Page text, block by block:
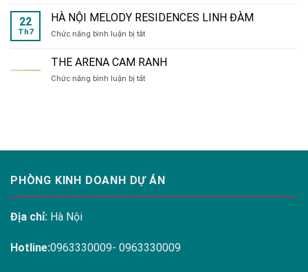
tiện
ích
đa
tại
Melody
22
Th7
HÀ NỘI MELODY RESIDENCES LINH ĐÀM
Chức năng bình luận bị tắtở
NỘI
MELODY
RESIDENCES
THE ARENA CAM RANH
Chức năng bình luận bị tắtở
PHÒNG KINH DOANH DỰ ÁN
Địa chỉ: Hà Nội
Hotline:0963330009- 0963330009